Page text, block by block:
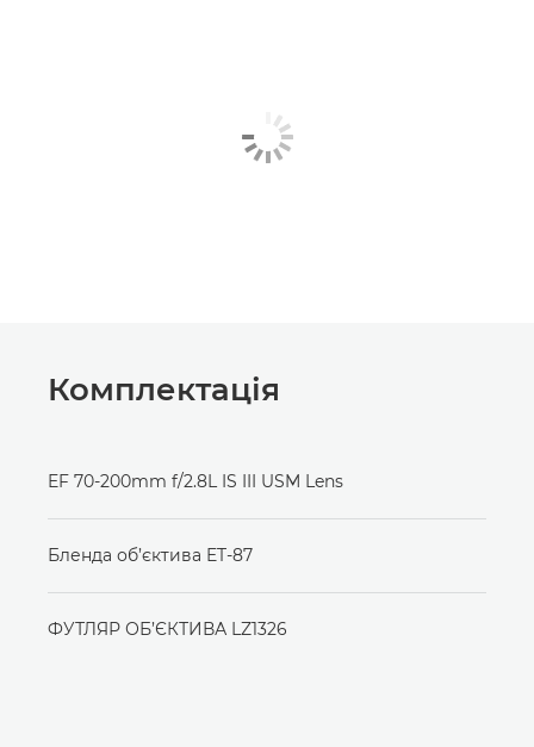
Комплектація
EF 70-200mm f/2.8L IS III USM Lens
Бленда об’єктива ET-87
ФУТЛЯР ОБ’ЄКТИВА LZ1326